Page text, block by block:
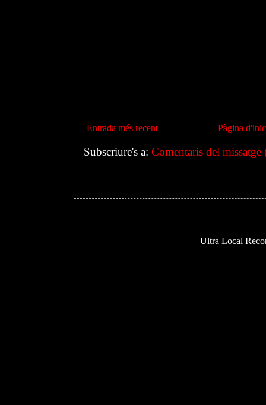
Entrada més recent Pàgina
Subscriure's a: Comentaris del
Ultra Local